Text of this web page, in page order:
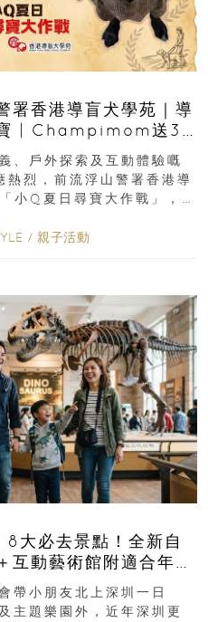
署香港導盲犬學苑｜導
| Champimom送3
、戶外探索及互動體驗嘅
烈，前流浮山警署香港導
小Q夏日尋寶大作戰」，家
/ 親子活動
大必去景點！全新自
互動藝術館附適合年
間
帶小朋友北上深圳一日
主題樂園外，近年深圳更